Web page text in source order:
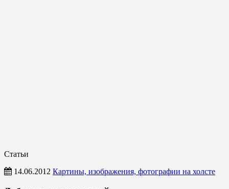
Статьи
14.06.2012 Картины, изображения, фотографии на холсте